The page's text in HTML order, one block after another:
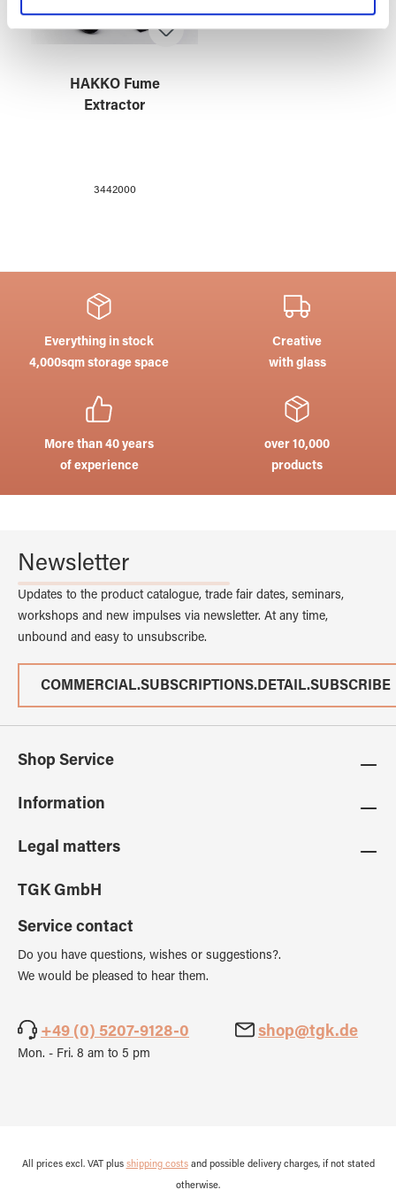
Partner führen diese Informationen möglicherweise mit
weiteren Daten zusammen, die Sie ihnen bereitgestellt
gesammelt haben.
HAKKO Fume
Extractor
3442000
Everything in stock
4,000sqm storage space
Creative
with glass
More than 40 years
of experience
over 10,000
products
Newsletter
Updates to the product catalogue, trade fair dates, seminars,
workshops and new impulses via newsletter. At any time,
unbound and easy to unsubscribe.
COMMERCIAL.SUBSCRIPTIONS.DETAIL.SUBSCRIBE
Shop Service
Information
Legal matters
TGK GmbH
Service contact
Do you have questions, wishes or suggestions?.
We would be pleased to hear them.
+49 (0) 5207-9128-0 shop@tgk.de
Mon. - Fri. 8 am to 5 pm
All prices excl. VAT plus shipping costsand possible delivery charges, if not stated
otherwise.